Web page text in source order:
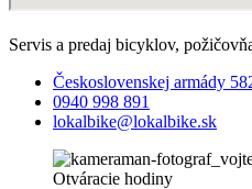
Servis a predaj bicyklov,
Československej armády
0940 998 891
lokalbike@lokalbike.sk
Otváracie hodiny